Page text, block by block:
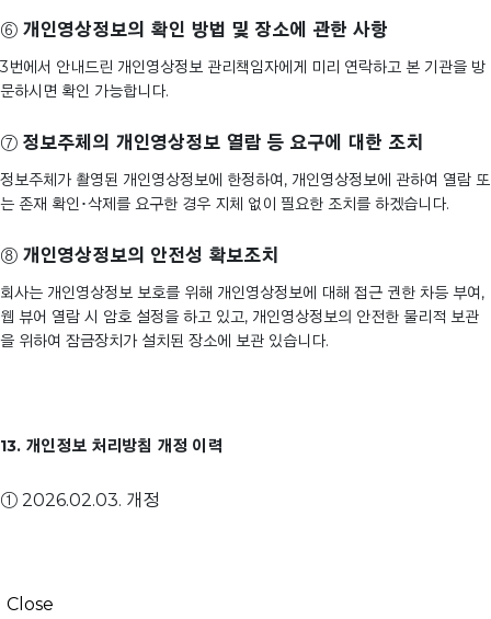
⑥ 개인영상정보의 확인 방법 및 장소에 관한 사항
3번에서 안내드린 개인영상정보 관리책임자에게 미리 연락하고 본 기관을 방
문하시면 확인 가능합니다.
⑦ 정보주체의 개인영상정보 열람 등 요구에 대한 조치
정보주체가 촬영된 개인영상정보에 한정하여, 개인영상정보에 관하여 열람 또
는 존재 확인･삭제를 요구한 경우 지체 없이 필요한 조치를 하겠습니다.
⑧ 개인영상정보의 안전성 확보조치
회사는 개인영상정보 보호를 위해 개인영상정보에 대해 접근 권한 차등 부여,
웹 뷰어 열람 시 암호 설정을 하고 있고, 개인영상정보의 안전한 물리적 보관
을 위하여 잠금장치가 설치된 장소에 보관 있습니다.
13. 개인정보 처리방침 개정 이력
① 2026.02.03. 개정
Close